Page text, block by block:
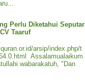
Perlu Diketahui Seputar
Taaruf
arsip/index.php/t
Assalamualaikum
wabarakatuh, "Dan